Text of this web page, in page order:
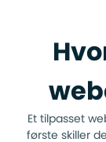
Et tilpasset
første skiller